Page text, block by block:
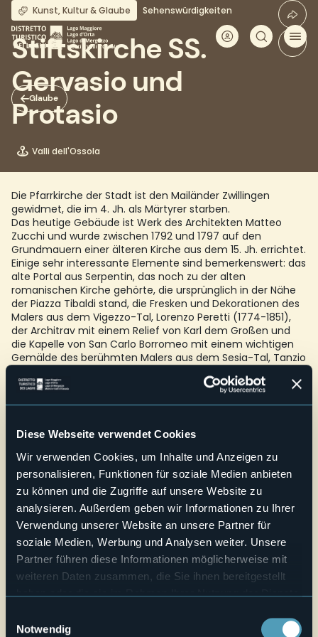
Diese Webseite verwendet Cookies
Wir verwenden Cookies, um Inhalte und Anzeigen zu
personalisieren, Funktionen für soziale Medien anbieten
zu können und die Zugriffe auf unsere Website zu
analysieren. Außerdem geben wir Informationen zu Ihrer
Verwendung unserer Website an unsere Partner für
soziale Medien, Werbung und Analysen weiter. Unsere
Partner führen diese Informationen möglicherweise mit
weiteren Daten zusammen, die Sie ihnen bereitgestellt
haben oder die sie im Rahmen Ihrer Nutzung der Dienste
Notwendig
Direkt
zum
Inhalt
Glaube
Kunst, Kultur & Glaube Sehenswürdigkeiten
Stiftskirche SS.
Gervasio und
Protasio
Valli dell'Ossola
Die Pfarrkirche der Stadt ist den Mailänder Zwillingen
gewidmet, die im 4. Jh. als Märtyrer starben.
Das heutige Gebäude ist Werk des Architekten Matteo
Zucchi und wurde zwischen 1792 und 1797 auf den
Grundmauern einer älteren Kirche aus dem 15. Jh. errichtet.
Einige sehr interessante Elemente sind bemerkenswert: das
alte Portal aus Serpentin, das noch zu der alten
romanischen Kirche gehörte, die ursprünglich in der Nähe
der Piazza Tibaldi stand, die Fresken und Dekorationen des
Malers aus dem Vigezzo-Tal, Lorenzo Peretti (1774-1851),
der Architrav mit einem Relief von Karl dem Großen und
die Kapelle von San Carlo Borromeo mit einem wichtigen
Gemälde des berühmten Malers aus dem Sesia-Tal, Tanzio
E-mail
infopoint@visitossola.it
+39 0324 248265
Klarer Himmel 22,2°
Via Don Luigi Pellanda, 6
28845 - Domodossola (VB)